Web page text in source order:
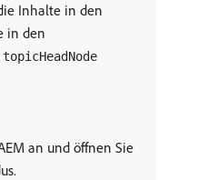
Inhalte in den
in den
topicHeadNode
an und öffnen Sie